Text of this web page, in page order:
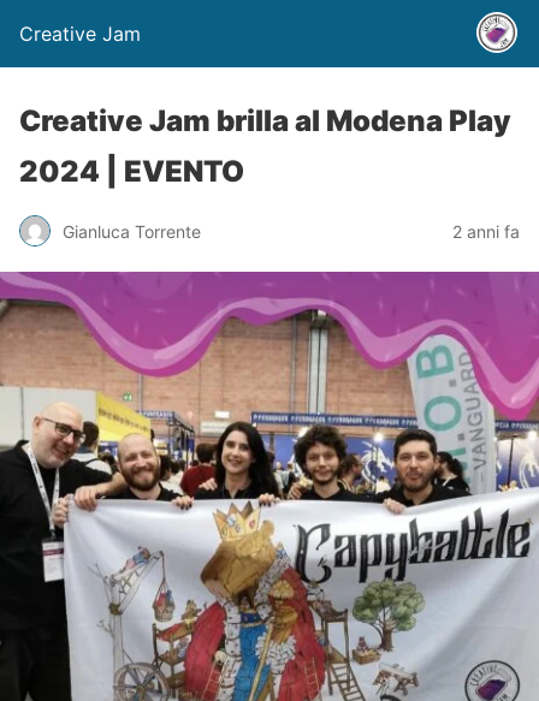
Creative Jam
Creative Jam brilla al Modena Play
2024 | EVENTO
Gianluca Torrente 2 anni fa